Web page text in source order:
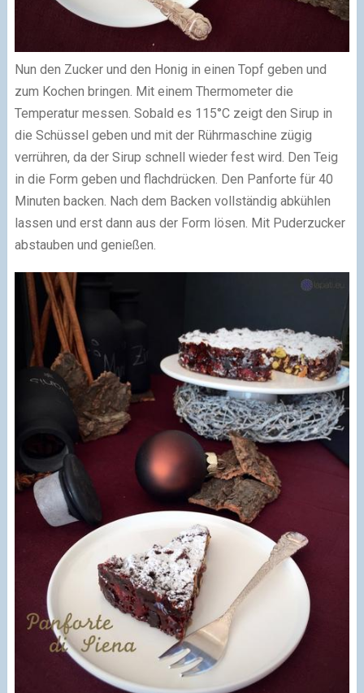
Nun den Zucker und den Honig in einen Topf geben und
zum Kochen bringen. Mit einem Thermometer die
Temperatur messen. Sobald es 115°C zeigt den Sirup in
die Schüssel geben und mit der Rührmaschine zügig
verrühren, da der Sirup schnell wieder fest wird. Den Teig
in die Form geben und flachdrücken. Den Panforte für 40
Minuten backen. Nach dem Backen vollständig abkühlen
lassen und erst dann aus der Form lösen. Mit Puderzucker
abstauben und genießen.